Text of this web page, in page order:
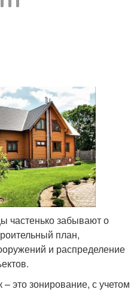
частенько забывают о
план,
и распределение
это зонирование, с учетом